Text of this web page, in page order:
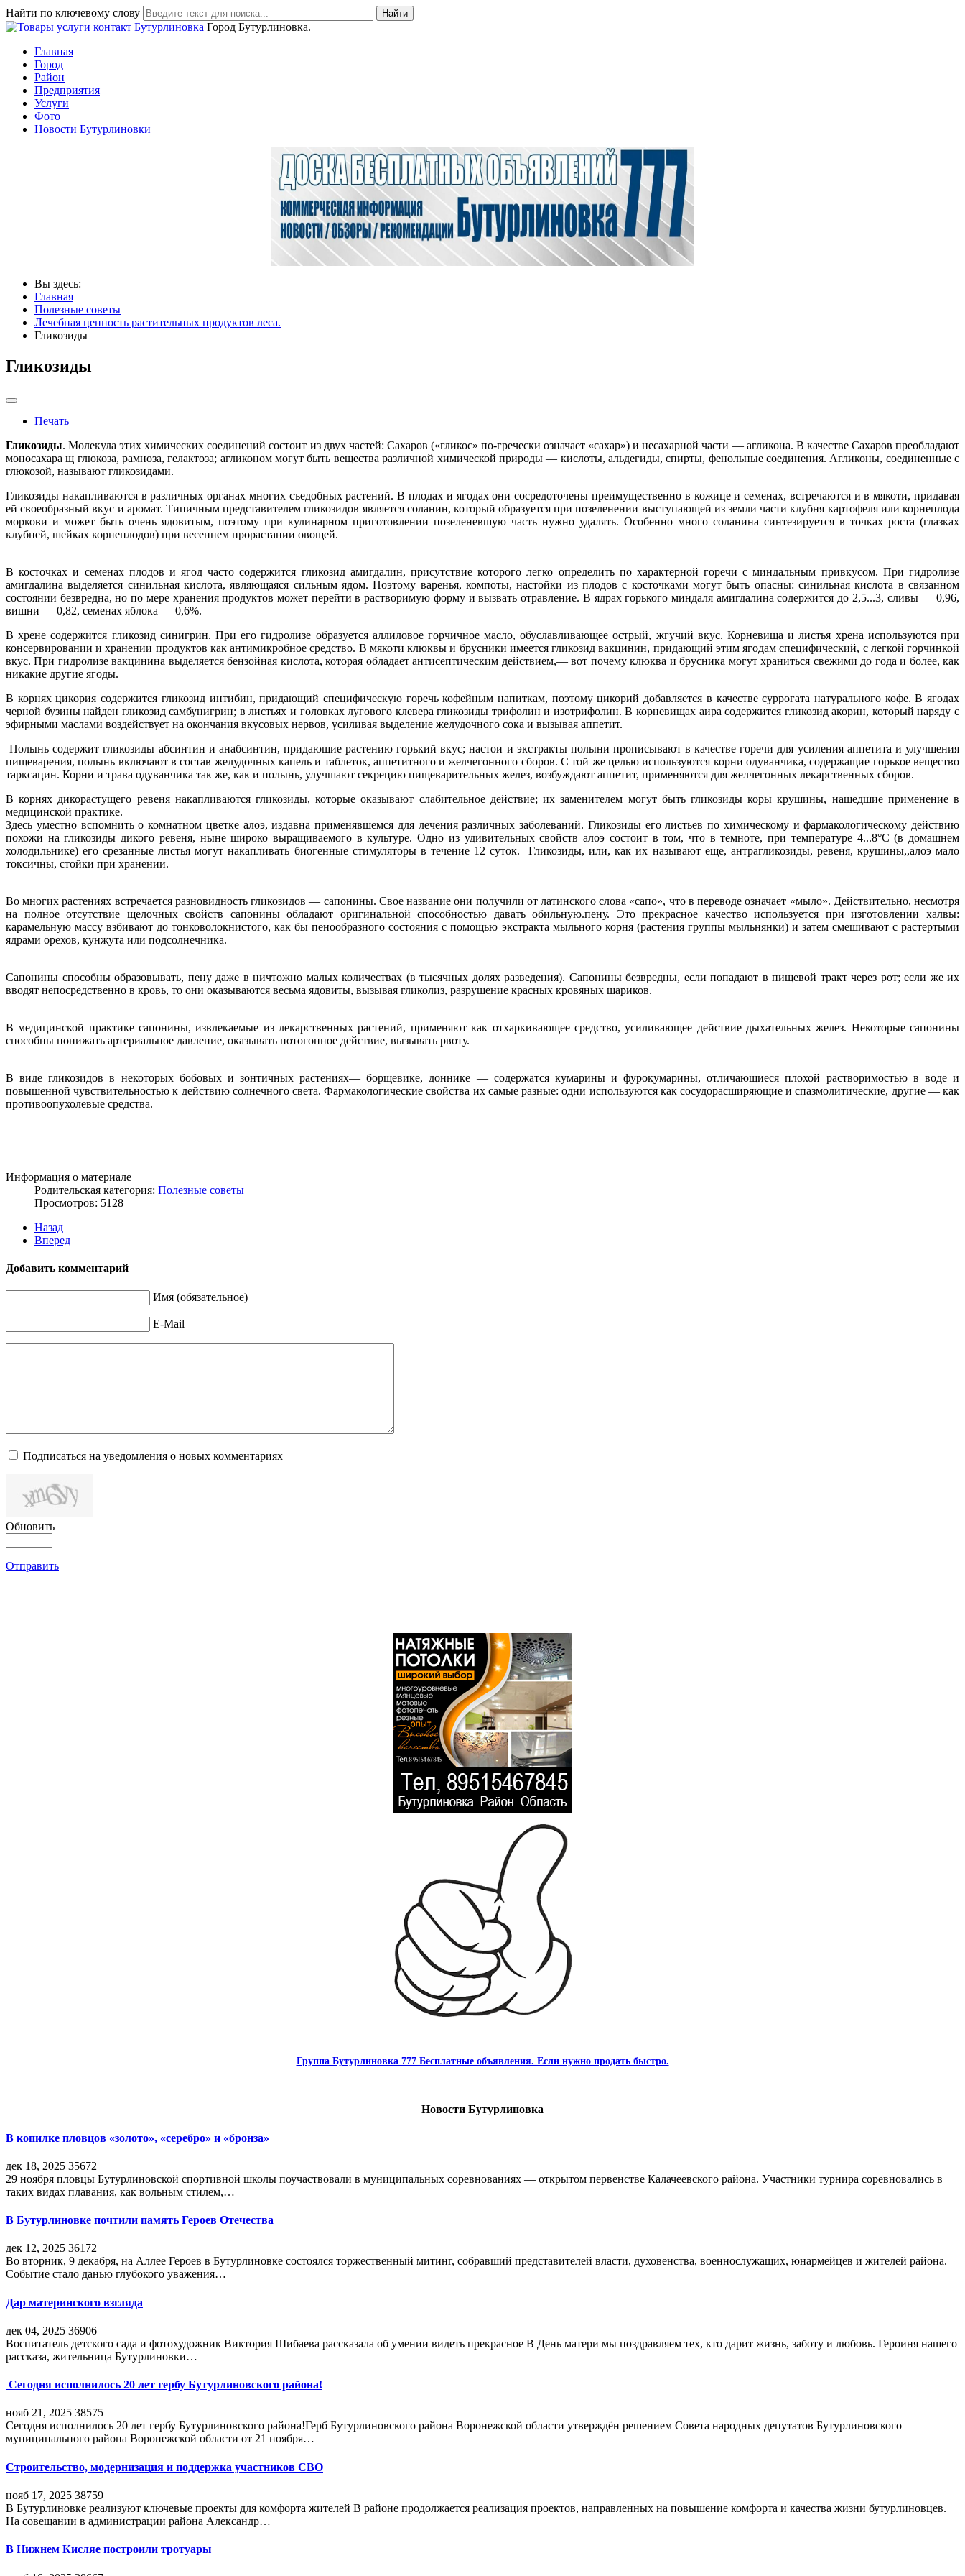
Найти по ключевому слову Найти
Город Бутурлиновка.
Главная
Город
Район
Предприятия
Услуги
Фото
Новости Бутурлиновки
Вы здесь:
Главная
Полезные советы
Лечебная ценность растительных продуктов леса.
Гликозиды
Гликозиды
Печать
Гликозиды. Молекула этих химических соединений состоит из двух частей: Сахаров («гликос» по-гречески означает «сахар») и несахарной части — агликона. В качестве Сахаров преобладают
моносахара щ глюкоза, рамноза, гелактоза; агликоном могут быть вещества различной химической природы — кислоты, альдегиды, спирты, фенольные соединения. Агликоны, соединенные с
глюкозой, называют гликозидами.
Гликозиды накапливаются в различных органах многих съедобных растений. В плодах и ягодах они сосредоточены преимущественно в кожице и семенах, встречаются и в мякоти, придавая
ей своеобразный вкус и аромат. Типичным представителем гликозидов является соланин, который образуется при позеленении выступающей из земли части клубня картофеля или корнеплода
моркови и может быть очень ядовитым, поэтому при кулинарном приготовлении позеленевшую часть нужно удалять. Особенно много соланина синтезируется в точках роста (глазках
клубней, шейках корнеплодов) при весеннем прорастании овощей.
В косточках и семенах плодов и ягод часто содержится гликозид амигдалин, присутствие которого легко определить по характерной горечи с миндальным привкусом. При гидролизе
амигдалина выделяется синильная кислота, являющаяся сильным ядом. Поэтому варенья, компоты, настойки из плодов с косточками могут быть опасны: синильная кислота в связанном
состоянии безвредна, но по мере хранения продуктов может перейти в растворимую форму и вызвать отравление. В ядрах горького миндаля амигдалина содержится до 2,5...3, сливы — 0,96,
вишни — 0,82, семенах яблока — 0,6%.
В хрене содержится гликозид синигрин. При его гидролизе образуется аллиловое горчичное масло, обуславливающее острый, жгучий вкус. Корневища и листья хрена используются при
консервировании и хранении продуктов как антимикробное средство. В мякоти клюквы и брусники имеется гликозид вакцинин, придающий этим ягодам специфический, с легкой горчинкой
вкус. При гидролизе вакцинина выделяется бензойная кислота, которая обладает антисептическим действием,— вот почему клюква и брусника могут храниться свежими до года и более, как
никакие другие ягоды.
В корнях цикория содержится гликозид интибин, придающий специфическую горечь кофейным напиткам, поэтому цикорий добавляется в качестве суррогата натурального кофе. В ягодах
черной бузины найден гликозид самбунигрин; в листьях и головках лугового клевера гликозиды трифолин и изотрифолин. В корневищах аира содержится гликозид акорин, который наряду с
эфирными маслами воздействует на окончания вкусовых нервов, усиливая выделение желудочного сока и вызывая аппетит.
Полынь содержит гликозиды абсинтин и анабсинтин, придающие растению горький вкус; настои и экстракты полыни прописывают в качестве горечи для усиления аппетита и улучшения
пищеварения, полынь включают в состав желудочных капель и таблеток, аппетитного и желчегонного сборов. С той же целью используются корни одуванчика, содержащие горькое вещество
тарксацин. Корни и трава одуванчика так же, как и полынь, улучшают секрецию пищеварительных желез, возбуждают аппетит, применяются для желчегонных лекарственных сборов.
В корнях дикорастущего ревеня накапливаются гликозиды, которые оказывают слабительное действие; их заменителем могут быть гликозиды коры крушины, нашедшие применение в
медицинской практике.
Здесь уместно вспомнить о комнатном цветке алоэ, издавна применявшемся для лечения различных заболеваний. Гликозиды его листьев по химическому и фармакологическому действию
похожи на гликозиды дикого ревеня, ныне широко выращиваемого в культуре. Одно из удивительных свойств алоэ состоит в том, что в темноте, при температуре 4...8°С (в домашнем
холодильнике) его срезанные листья могут накапливать биогенные стимуляторы в течение 12 суток. Гликозиды, или, как их называют еще, антрагликозиды, ревеня, крушины,,алоэ мало
токсичны, стойки при хранении.
Во многих растениях встречается разновидность гликозидов — сапонины. Свое название они получили от латинского слова «сапо», что в переводе означает «мыло». Действительно, несмотря
на полное отсутствие щелочных свойств сапонины обладают оригинальной способностью давать обильную.пену. Это прекрасное качество используется при изготовлении халвы:
карамельную массу взбивают до тонковолокнистого, как бы пенообразного состояния с помощью экстракта мыльного корня (растения группы мыльнянки) и затем смешивают с растертыми
ядрами орехов, кунжута или подсолнечника.
Сапонины способны образовывать, пену даже в ничтожно малых количествах (в тысячных долях разведения). Сапонины безвредны, если попадают в пищевой тракт через рот; если же их
вводят непосредственно в кровь, то они оказываются весьма ядовиты, вызывая гликолиз, разрушение красных кровяных шариков.
В медицинской практике сапонины, извлекаемые из лекарственных растений, применяют как отхаркивающее средство, усиливающее действие дыхательных желез. Некоторые сапонины
способны понижать артериальное давление, оказывать потогонное действие, вызывать рвоту.
В виде гликозидов в некоторых бобовых и зонтичных растениях— борщевике, доннике — содержатся кумарины и фурокумарины, отличающиеся плохой растворимостью в воде и
повышенной чувствительностью к действию солнечного света. Фармакологические свойства их самые разные: одни используются как сосудорасширяющие и спазмолитические, другие — как
противоопухолевые средства.
Информация о материале
Родительская категория: Полезные советы
Просмотров: 5128
Назад
Вперед
Добавить комментарий
Имя (обязательное)
E-Mail
Подписаться на уведомления о новых комментариях
Обновить
Отправить
Группа Бутурлиновка 777 Бесплатные объявления. Если нужно продать быстро.
Новости Бутурлиновка
В копилке пловцов «золото», «серебро» и «бронза»
дек 18, 2025 35672
29 ноября пловцы Бутурлиновской спортивной школы поучаствовали в муниципальных соревнованиях — открытом первенстве Калачеевского района. Участники турнира соревновались в
таких видах плавания, как вольным стилем,…
В Бутурлиновке почтили память Героев Отечества
дек 12, 2025 36172
Во вторник, 9 декабря, на Аллее Героев в Бутурлиновке состоялся торжественный митинг, собравший представителей власти, духовенства, военнослужащих, юнармейцев и жителей района.
Событие стало данью глубокого уважения…
Дар материнского взгляда
дек 04, 2025 36906
Воспитатель детского сада и фотохудожник Виктория Шибаева рассказала об умении видеть прекрасное В День матери мы поздравляем тех, кто дарит жизнь, заботу и любовь. Героиня нашего
рассказа, жительница Бутурлиновки…
Сегодня исполнилось 20 лет гербу Бутурлиновского района!
нояб 21, 2025 38575
Сегодня исполнилось 20 лет гербу Бутурлиновского района!Герб Бутурлиновского района Воронежской области утверждён решением Совета народных депутатов Бутурлиновского
муниципального района Воронежской области от 21 ноября…
Строительство, модернизация и поддержка участников СВО
нояб 17, 2025 38759
В Бутурлиновке реализуют ключевые проекты для комфорта жителей В районе продолжается реализация проектов, направленных на повышение комфорта и качества жизни бутурлиновцев.
На совещании в администрации района Александр…
В Нижнем Кисляе построили тротуары